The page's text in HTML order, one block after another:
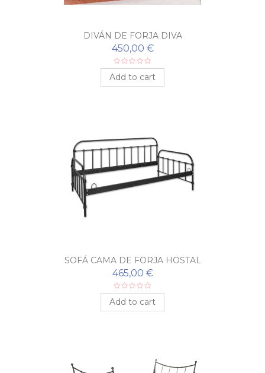
DIVÁN DE FORJA DIVA
450,00 €
Add to cart
SOFÁ CAMA DE FORJA HOSTAL
465,00 €
Add to cart